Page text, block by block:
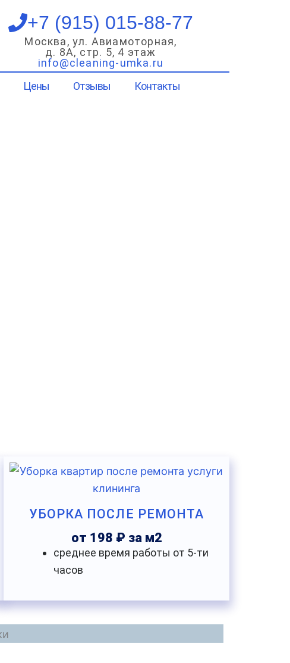
+7 (915) 015-88-77
Москва, ул. Авиамоторная,
д. 8А, стр. 5, 4 этаж
info@cleaning-umka.ru
Цены Отзывы Контакты
УБОРКА ПОСЛЕ РЕМОНТА
от 198 ₽ за м2
среднее время работы от 5-ти
часов